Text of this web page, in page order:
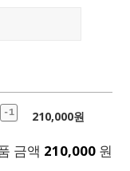
-1 210,000원
금액 210,000 원